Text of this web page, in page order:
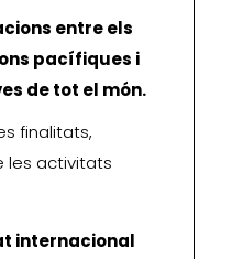
entre els
pacífiques i
de tot el món.
finalitats,
les activitats
internacional